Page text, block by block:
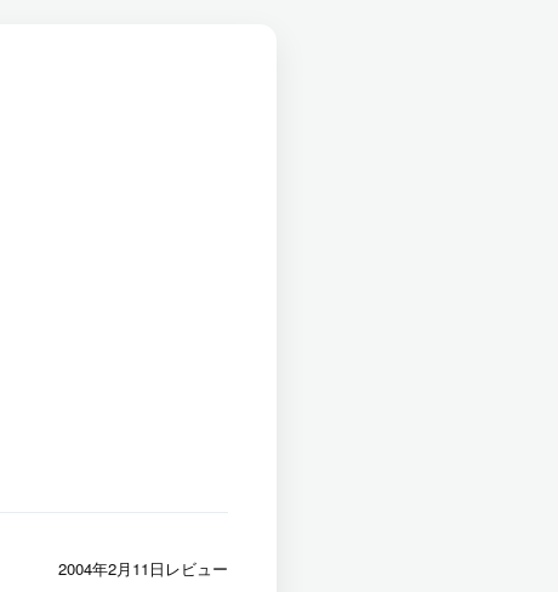
2004年2月11日レビュー